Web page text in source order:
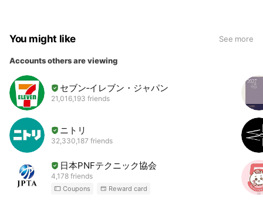
You might like See more
Accounts others are viewing
セブン‐イレブン・ジャパン
21,016,193 friends
ニトリ
32,330,187 friends
日本PNFテクニック協会
4,178 friends
Coupons Reward card